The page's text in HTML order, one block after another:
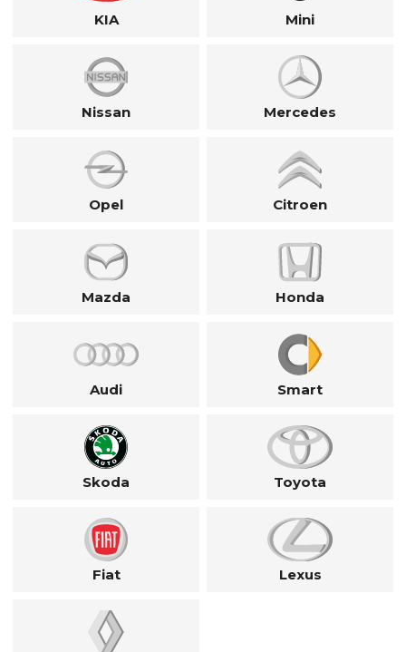
KIA Mini
Nissan Mercedes
Opel Citroen
Mazda Honda
Audi Smart
Skoda Toyota
Fiat Lexus